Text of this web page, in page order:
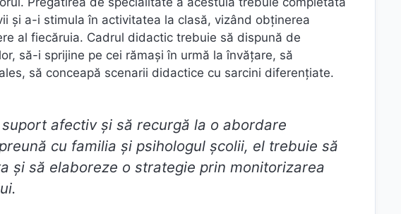
și a-i stimula în activitatea la clasă, vizând obținerea
al fiecăruia. Cadrul didactic trebuie să dispună de
să-i sprijine pe cei rămași în urmă la învățare, să
să conceapă scenarii didactice cu sarcini diferențiate.
afectiv și să recurgă la o abordare
cu familia și psihologul școlii, el trebuie să
și să elaboreze o strategie prin monitorizarea